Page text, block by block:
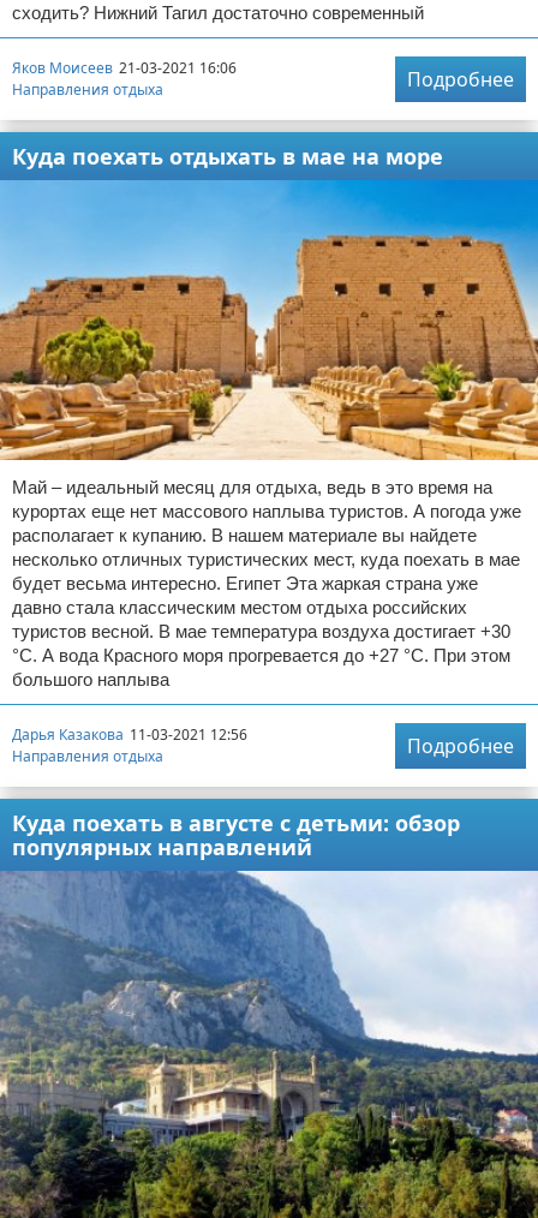
сходить? Нижний Тагил достаточно современный
Яков Моисеев 21-03-2021 16:06
Направления отдыха
Подробнее
Куда поехать отдыхать в мае на море
Май – идеальный месяц для отдыха, ведь в это время на
курортах еще нет массового наплыва туристов. А погода уже
располагает к купанию. В нашем материале вы найдете
несколько отличных туристических мест, куда поехать в мае
будет весьма интересно. Египет Эта жаркая страна уже
давно стала классическим местом отдыха российских
туристов весной. В мае температура воздуха достигает +30
°C. А вода Красного моря прогревается до +27 °C. При этом
большого наплыва
Дарья Казакова 11-03-2021 12:56
Направления отдыха
Подробнее
Куда поехать в августе с детьми: обзор
популярных направлений